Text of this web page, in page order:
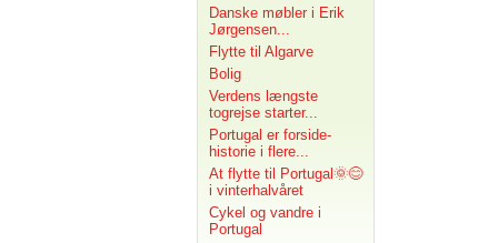
Danske møbler i Erik
Jørgensen...
Flytte til Algarve
Bolig
Verdens længste
togrejse starter...
Portugal er forside-
historie i flere...
At flytte til Portugal🌞😊
i vinterhalvåret
Cykel og vandre i
Portugal